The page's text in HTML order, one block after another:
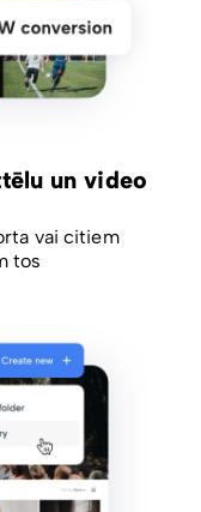
un video
vai citiem
tos